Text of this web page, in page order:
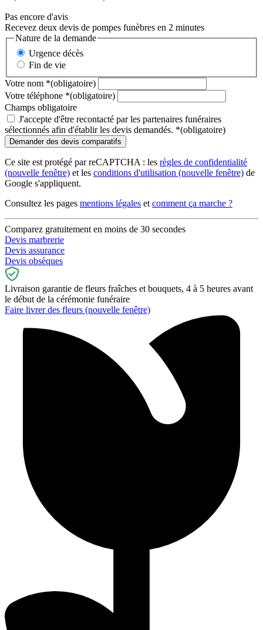
Pas encore d'avis
Recevez deux devis de pompes funèbres en 2 minutes
Nature de la demande
Urgence décès
Fin de vie
Votre nom *(obligatoire)
Votre téléphone *(obligatoire)
Champs obligatoire
J'accepte d'être recontacté par les partenaires funéraires
sélectionnés afin d'établir les devis demandés. *(obligatoire)
Ce site est protégé par reCAPTCHA : les règles de confidentialité
(nouvelle fenêtre) et les conditions d'utilisation (nouvelle fenêtre) de
Google s'appliquent.
Consultez les pages mentions légales et comment ça marche ?
Comparez gratuitement en moins de 30 secondes
Devis marbrerie
Devis assurance
Devis obsèques
Livraison garantie de fleurs fraîches et bouquets, 4 à 5 heures avant
le début de la cérémonie funéraire
Faire livrer des fleurs (nouvelle fenêtre)